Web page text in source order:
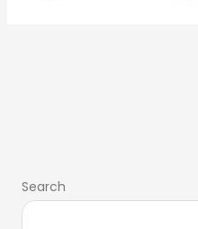
Search